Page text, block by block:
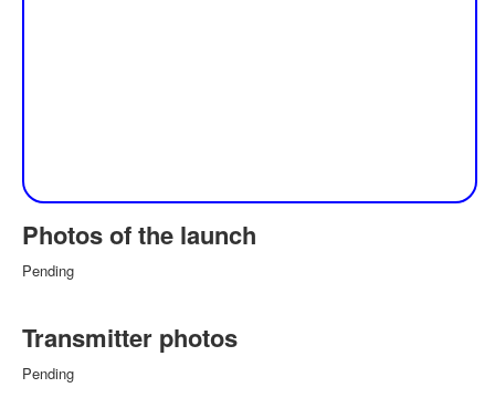
Photos of the launch
Pending
Transmitter photos
Pending